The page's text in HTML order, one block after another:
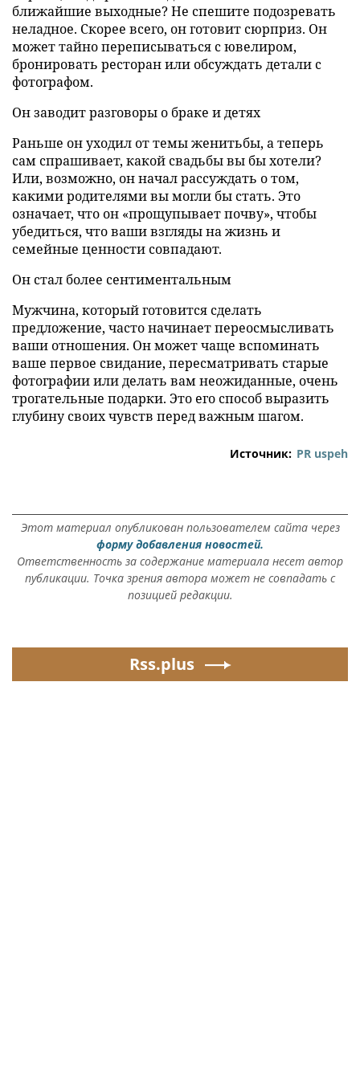
ближайшие выходные? Не спешите подозревать
неладное. Скорее всего, он готовит сюрприз. Он
может тайно переписываться с ювелиром,
бронировать ресторан или обсуждать детали с
фотографом.
Он заводит разговоры о браке и детях
Раньше он уходил от темы женитьбы, а теперь
сам спрашивает, какой свадьбы вы бы хотели?
Или, возможно, он начал рассуждать о том,
какими родителями вы могли бы стать. Это
означает, что он «прощупывает почву», чтобы
убедиться, что ваши взгляды на жизнь и
семейные ценности совпадают.
Он стал более сентиментальным
Мужчина, который готовится сделать
предложение, часто начинает переосмысливать
ваши отношения. Он может чаще вспоминать
ваше первое свидание, пересматривать старые
фотографии или делать вам неожиданные, очень
трогательные подарки. Это его способ выразить
глубину своих чувств перед важным шагом.
Источник: PR uspeh
Этот материал опубликован пользователем сайта через
форму добавления новостей.
Ответственность за содержание материала несет автор
публикации. Точка зрения автора может не совпадать с
позицией редакции.
Rss.plus